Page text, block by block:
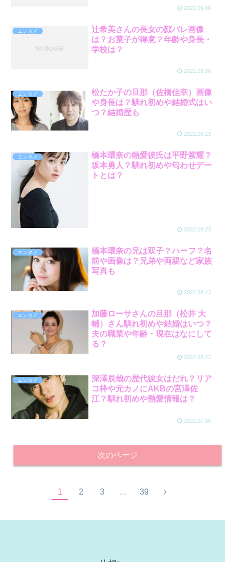
2022.09.06
エンタメ
辻希美さんの長女の顔バレ画像
は？お菓子が得意？年齢や身長・
学校は？
2022.09.06
エンタメ
松たか子の旦那（佐橋佳幸）画像
や身長は？馴れ初めや結婚式はい
つ？結婚歴も
2022.08.23
エンタメ
橋本環奈の熱愛彼氏は平野紫耀？
坂本勇人？馴れ初めや匂わせデー
トとは？
2022.08.23
エンタメ
橋本環奈の兄は双子？ハーフ？名
前や画像は？兄弟や両親など家族
写真も
2022.08.23
エンタメ
加藤ローサさんの旦那（松井 大
輔）さん馴れ初めや結婚はいつ？
夫の職業や年齢・現在はなにして
る？
2022.08.23
エンタメ
深澤辰哉の歴代彼女はだれ？リア
コ枠や元カノにAKBの宮澤佐
江？馴れ初めや熱愛情報は？
2022.07.30
次のページ
1 2 3 … 39